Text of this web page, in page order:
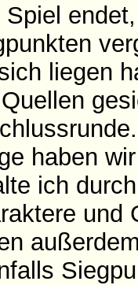
Spiel
liegen
haben
ich
und